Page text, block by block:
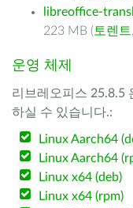
libreoffice-
223 MB ( 토렌트,
운영 체제
리브레오피스 25.8.5
하실 수 있습니다.:
Linux Aarch64
Linux Aarch64
Linux x64 (deb)
Linux x64 (rpm)